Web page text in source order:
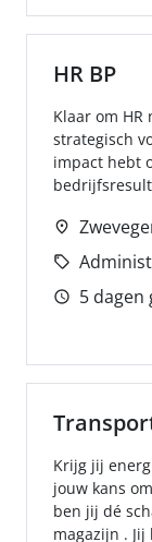
HR BP
Klaar om
strategisch
impact hebt
5 dagen
Krijg jij
jouw kans
ben jij dé
magazijn .